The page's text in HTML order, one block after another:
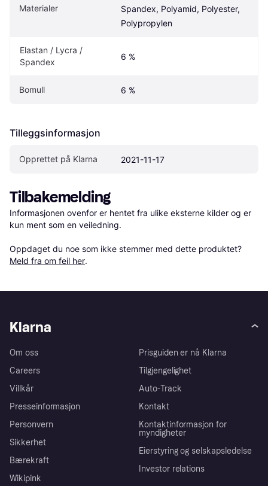
Materialer
Spandex, Polyamid, Polyester,
Polypropylen
Elastan / Lycra /
Spandex
6 %
Bomull 6 %
Tilleggsinformasjon
Opprettet på Klarna 2021-11-17
Tilbakemelding
Informasjonen ovenfor er hentet fra ulike eksterne kilder og er
kun ment som en veiledning.
Oppdaget du noe som ikke stemmer med dette produktet?
Meld fra om feil her.
Klarna
Om oss
Careers
Villkår
Presseinformasjon
Personvern
Sikkerhet
Bærekraft
Wikipink
Prisguiden er nå Klarna
Tilgjengelighet
Auto-Track
Kontakt
Kontaktinformasjon for
myndigheter
Eierstyring og selskapsledelse
Investor relations